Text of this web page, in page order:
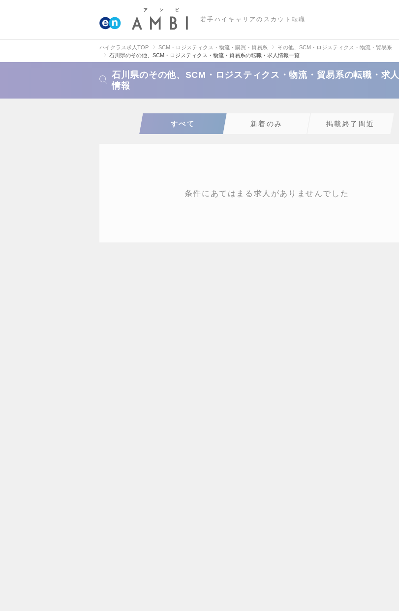
若手ハイキャリアのスカウト転職
ハイクラス求人TOP SCM・ロジスティクス・物流・購買・貿易系
その他、SCM・ロジスティクス・物流・貿易系
石川県のその他、SCM・ロジスティクス・物流・貿易系の転職・求人情報一覧
石川県のその他、SCM・ロジスティクス・物流・貿易系の転職・求人
情報
すべて 新着のみ 掲載終了間近
条件にあてはまる求人がありませんでした